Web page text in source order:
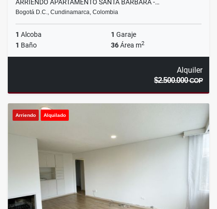
ARRIENDO APARTAMENTO SANTA BARBARA -…
Bogotá D.C., Cundinamarca, Colombia
1 Alcoba 1 Garaje
1 Baño 36Área m2
Alquiler
$2.500.000COP
Arriendo Alquilado